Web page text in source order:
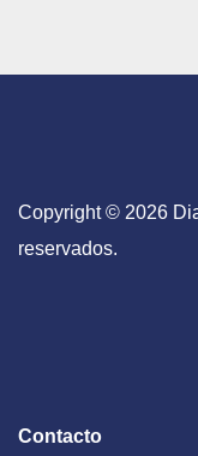
Copyright © 2026
reservados.
Contacto